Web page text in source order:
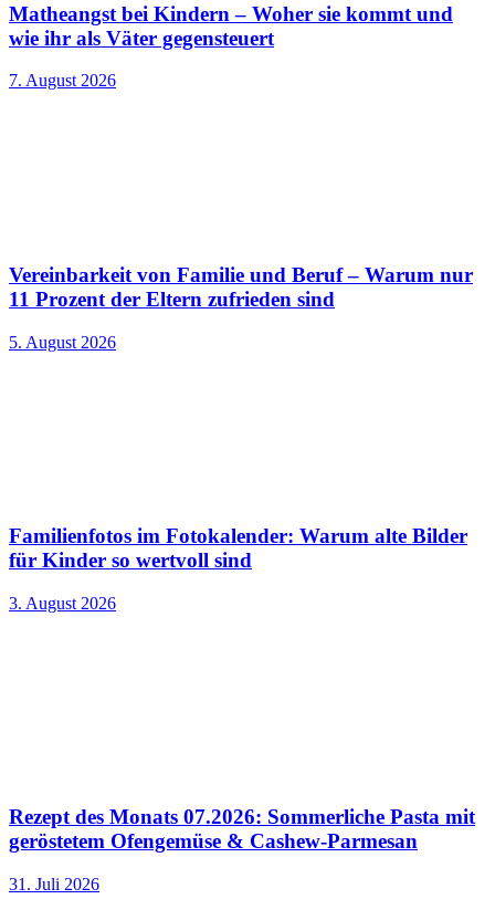
Matheangst bei Kindern – Woher sie kommt und
wie ihr als Väter gegensteuert
7. August 2026
Vereinbarkeit von Familie und Beruf – Warum nur
11 Prozent der Eltern zufrieden sind
5. August 2026
Familienfotos im Fotokalender: Warum alte Bilder
für Kinder so wertvoll sind
3. August 2026
Rezept des Monats 07.2026: Sommerliche Pasta mit
geröstetem Ofengemüse & Cashew-Parmesan
31. Juli 2026